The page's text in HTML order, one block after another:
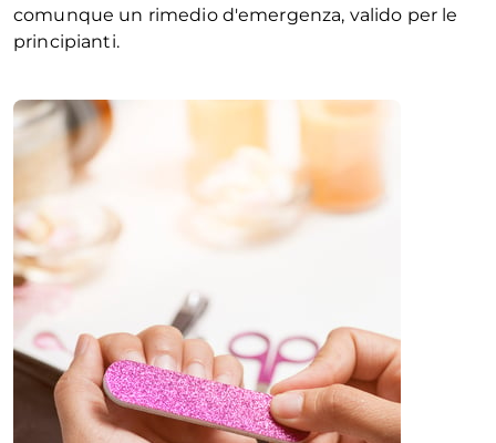
comunque un rimedio d'emergenza, valido per le
principianti.